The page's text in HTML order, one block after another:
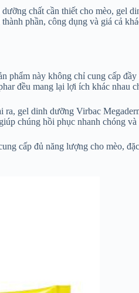
chất cần thiết cho mèo, gel
phần, công dụng và giá cả
phẩm này không chỉ cung cấp
đều mang lại lợi ích khác nhau
gel dinh dưỡng Virbac
chúng hồi phục nhanh chóng và
cấp đủ năng lượng cho mèo,